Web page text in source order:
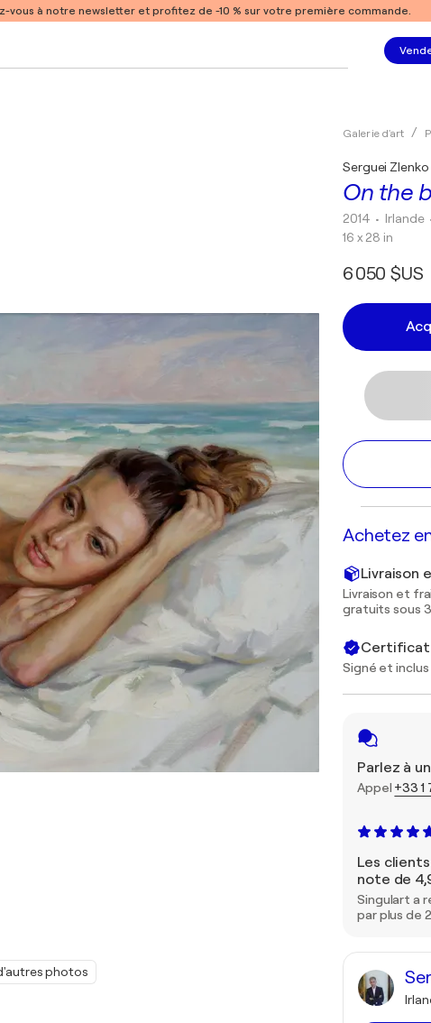
vous à notre newsletter et profitez de -10 % sur votre première commande.
photos
Galerie d'art
On the
Serguei Zlenko
2014 • Irlande
16 x 28 in
6 050 $US
Achetez
Livraison
Livraison et
gratuits sous
Signé et
Parlez à
Appel +33 1
Les
note de
Singulart a
par plus de